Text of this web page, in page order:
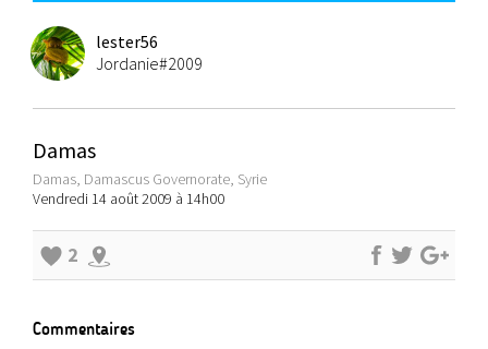
lester56
Jordanie#2009
Damas
Damas, Damascus Governorate, Syrie
Vendredi 14 août 2009 à 14h00
2
Commentaires